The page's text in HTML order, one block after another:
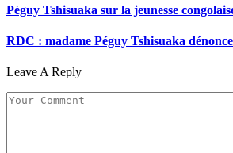
Péguy Tshisuaka sur la jeunesse
RDC : madame Péguy Tshisuaka
Leave A Reply